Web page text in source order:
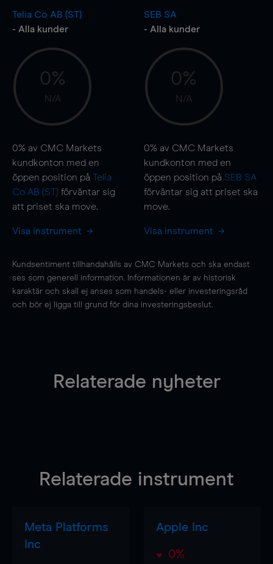
Telia Co AB (ST)
- Alla kunder
0%
N/A
0% av CMC Markets
kundkonton med en
öppen position på Telia
Co AB (ST) förväntar sig
att priset ska move.
Visa instrument
SEB SA
- Alla kunder
0%
N/A
0% av CMC Markets
kundkonton med en
öppen position på SEB SA
förväntar sig att priset ska
move.
Visa instrument
Kundsentiment tillhandahålls av CMC Markets och ska endast
ses som generell information. Informationen är av historisk
karaktär och skall ej anses som handels- eller investeringsråd
och bör ej ligga till grund för dina investeringsbeslut.
Relaterade nyheter
Relaterade instrument
Meta Platforms
Inc
Apple Inc
0%